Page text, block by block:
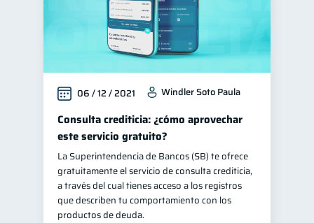
Derechos & Deberes 4
Superintendencia de Bancos
Vacaciones 2
Criptomonedas 2
Inversiones 2
Finanzas Personales 1
Educación Financiera
Fraudes
Información financiera 1
inversiones
06 / 12 / 2021 Windler Soto Paula
Consulta crediticia: ¿cómo aprovechar
este servicio gratuito?
La Superintendencia de Bancos (SB) te ofrece
gratuitamente el servicio de consulta crediticia,
a través del cual tienes acceso a los registros
que describen tu comportamiento con los
productos de deuda.